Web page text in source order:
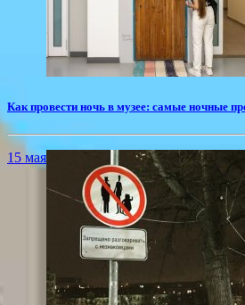
​Как провести ночь в музее: самые ночные
15 мая